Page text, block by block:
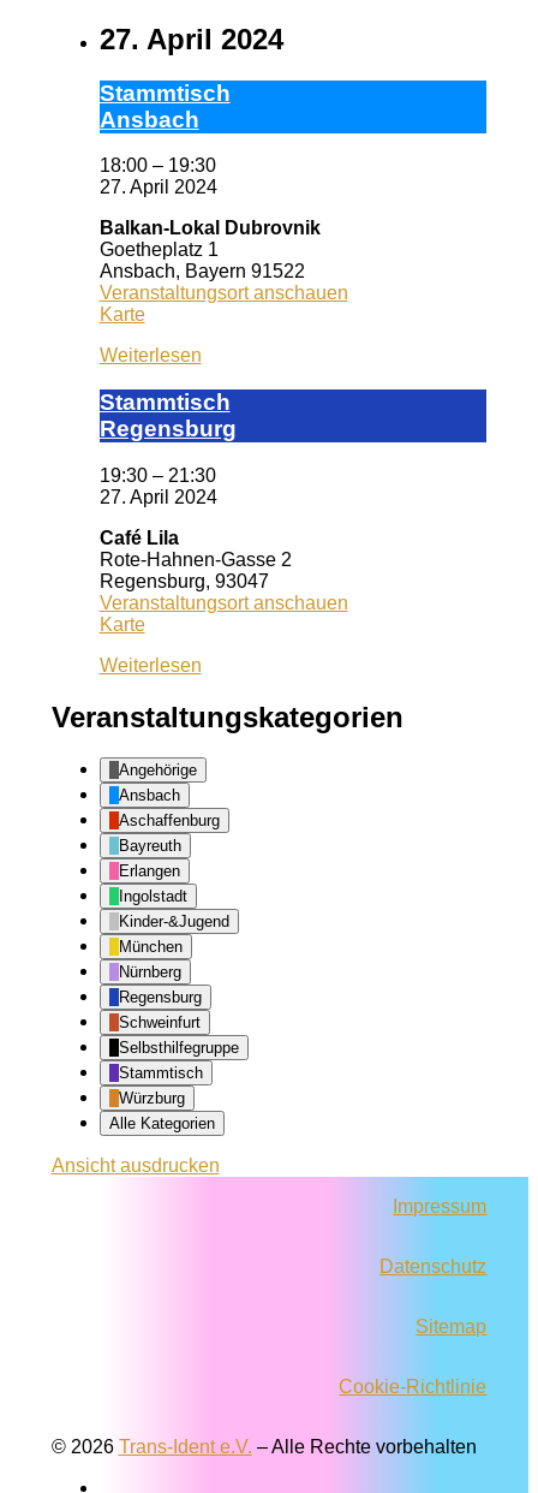
27. April 2024
Stamm­tisch
Ans­bach
18:00 – 19:30
27. April 2024
Balkan-Lokal Dubrovnik
Goetheplatz 1
Ansbach, Bayern 91522
Veranstaltungsort anschauen
KarteBalkan-
Dubrovnik
Weiterlesen
Stamm­tisch
Reg­ens­burg
19:30 – 21:30
27. April 2024
Café Lila
Rote-Hahnen-Gasse 2
Regensburg, 93047
Veranstaltungsort anschauen
KarteCafé
Weiterlesen
Veranstaltungskategorien
Angehörige
Ansbach
Aschaffenburg
Bayreuth
Erlangen
Ingolstadt
Kinder-&Jugend
München
Nürnberg
Regensburg
Schweinfurt
Selbsthilfegruppe
Stammtisch
Würzburg
Alle Kategorien
Ansichtausdrucken
Impressum
Datenschutz
Sitemap
Cookie-Richtlinie
© 2026 Trans-Ident e.V. – Alle Rechte vorbehalten